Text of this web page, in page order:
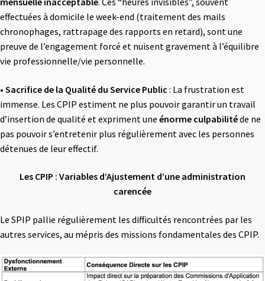
effectuées à domicile le week-end (traitement des mails
chronophages, rattrapage des rapports en retard), sont une
preuve de l’engagement forcé et nuisent gravement à l’équilibre
vie professionnelle/vie personnelle.
• Sacrifice de la Qualité du Service Public : La frustration est
immense. Les CPIP estiment ne plus pouvoir garantir un travail
d’insertion de qualité et expriment une énorme culpabilitéde ne
pas pouvoir s’entretenir plus régulièrement avec les personnes
détenues de leur effectif.
Les CPIP : Variables d’Ajustement d’une administration
carencée
Le SPIP pallie régulièrement les difficultés rencontrées par les
autres services, au mépris des missions fondamentales des CPIP.